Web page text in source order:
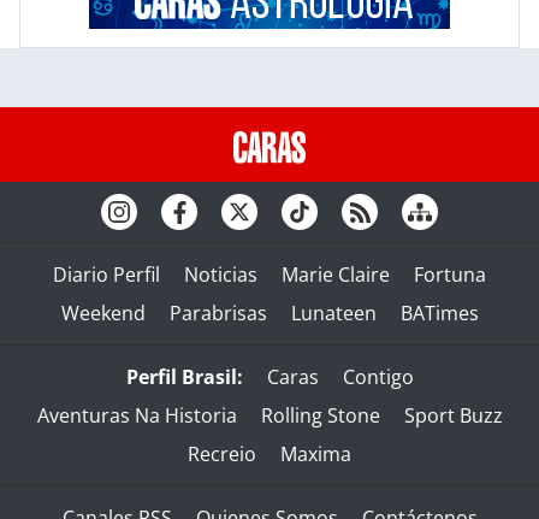
Diario Perfil Noticias Marie Claire
Fortuna
Weekend
Parabrisas Lunateen BATimes
Perfil Brasil: Caras
Contigo
Aventuras Na Historia
Rolling Stone
Sport Buzz
Recreio
Maxima